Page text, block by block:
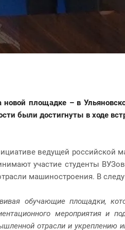
площадке – в
были достигнуты в ходе
ведущей российской
участие студенты
машиностроения. В
обучающие площадки,
мероприятия и
отрасли и